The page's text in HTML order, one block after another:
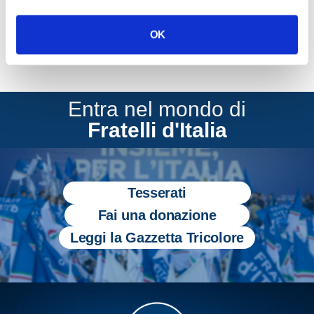
OK
Entra nel mondo di
Fratelli d'Italia
Tesserati
Fai una donazione
Leggi la Gazzetta Tricolore